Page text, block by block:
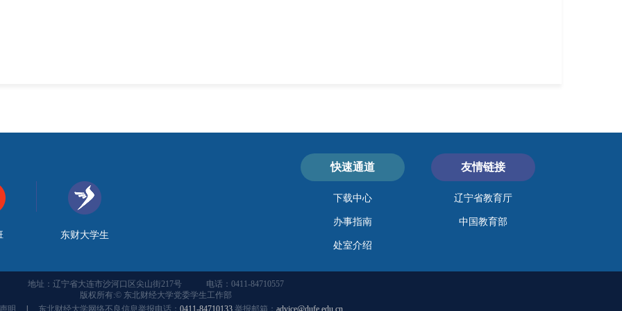
东财大学生
友情链接
辽宁省教育厅
中国教育部
快速通道
下载中心
办事指南
处室介绍
地址：辽宁省大连市沙河口区尖山街217号
电话：0411-84710557
版权所有:© 东北财经大学党委学生工作部
明
东北财经大学网络不良信息举报电话： 0411-84710133 举报邮箱： advice@dufe.edu.cn